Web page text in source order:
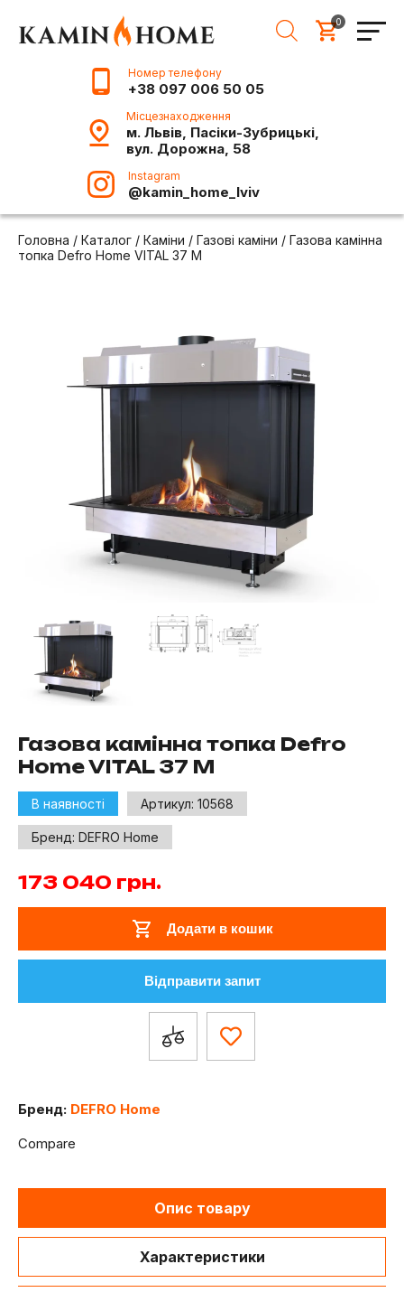
0
Номер телефону
+38 097 006 50 05
Місцезнаходження
м. Львів, Пасіки-Зубрицькі,
вул. Дорожна, 58
Instagram
@kamin_home_lviv
Головна / Каталог / Каміни / Газові каміни / Газова камінна
топка Defro Home VITAL 37 M
Газова камінна топка Defro
Home VITAL 37 M
В наявності Артикул: 10568
Бренд: DEFRO Home
173 040 грн.
Додати в кошик
Відправити запит
Бренд: DEFRO Home
Compare
Опис товару
Характеристики